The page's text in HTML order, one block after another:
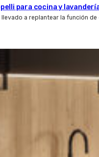
para cocina y
a replantear la función